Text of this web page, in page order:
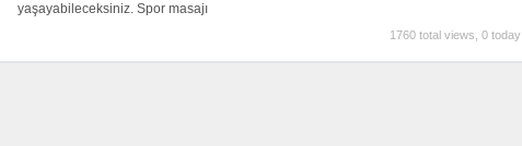
yaşayabileceksiniz. Spor masajı
1760 total views, 0 today